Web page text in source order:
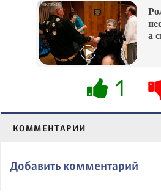
а
1
КОММЕНТАРИИ
Добавить комментарий